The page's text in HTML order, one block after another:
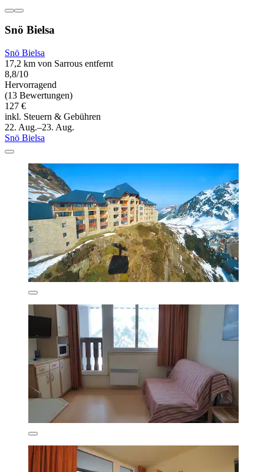
Snö Bielsa
Snö Bielsa
17,2 km von Sarrous entfernt
8,8/10
Hervorragend
(13 Bewertungen)
127 €
inkl. Steuern & Gebühren
22. Aug.–23. Aug.
Snö Bielsa